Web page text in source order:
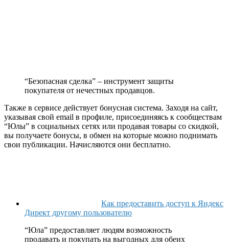
“Безопасная сделка” – инструмент защиты
покупателя от нечестных продавцов.
Также в сервисе действует бонусная система. Заходя на сайт,
указывая свой email в профиле, присоединяясь к сообществам
“Юлы” в социальных сетях или продавая товары со скидкой,
вы получаете бонусы, в обмен на которые можно поднимать
свои публикации. Начисляются они бесплатно.
Как предоставить доступ к Яндекс
Директ другому пользователю
“Юла” предоставляет людям возможность
продавать и покупать на выгодных для обеих